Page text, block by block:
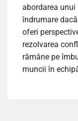
abordarea unui
îndrumare
oferi
rezolvarea
rămâne pe
muncii în